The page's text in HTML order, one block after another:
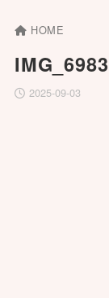
HOME
IMG_6983
2025-09-03